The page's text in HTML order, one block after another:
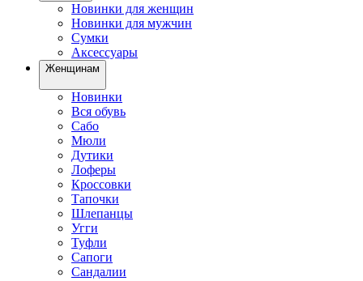
Новинки для женщин
Новинки для мужчин
Сумки
Аксессуары
Женщинам
Новинки
Вся обувь
Сабо
Мюли
Дутики
Лоферы
Кроссовки
Тапочки
Шлепанцы
Угги
Туфли
Сапоги
Сандалии